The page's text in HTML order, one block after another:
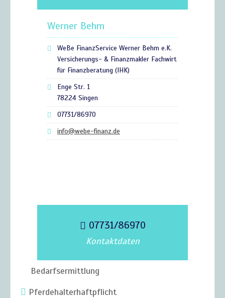
Werner Behm
WeBe FinanzService Werner Behm e.K.
Versicherungs- & Finanzmakler Fachwirt
für Finanzberatung (IHK)
Enge Str. 1
78224 Singen
07731/86970
info@webe-finanz.de
07731/86970
Kontaktdaten
Bedarfsermittlung
Pferdehalterhaftpflicht